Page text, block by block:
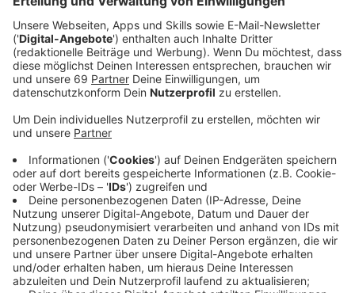
"In den Lyrics heißt es 'we`re all getting tired fighting
fire with fire until we find the answer'. Es ergibt keinen
Lena die Botschaft ihrer neuen Single und sagt weiter:
gleichen Dingen: Nach Liebe, nach etwas Gutem,
Positivem und Schönem. Jede und jeder von uns
möchte glücklich sein und geliebt werden."
Unsicherheit, Selbstzweifel, Zukunftsangst,
Vereinsamung, Hass. Lena setzt diesem negativen
Emotions-Overload Verständnis, Nähe, Wärme und
Liebe entgegen. Die Sängerin hat ihren Fans mit Musik